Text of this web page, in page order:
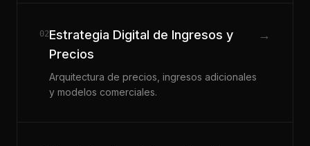
02Estrategia Digital de Ingresos y
Precios
Arquitectura de precios, ingresos adicionales
y modelos comerciales.
→